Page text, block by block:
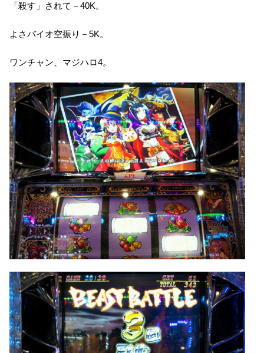
「殺す」されて－40K。
よさバイオ空振り－5K。
ワンチャン、マジハロ4。